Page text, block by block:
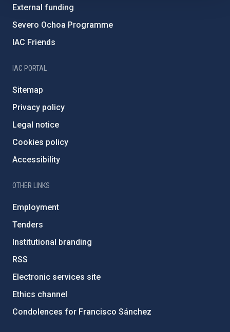
External funding
Severo Ochoa Programme
IAC Friends
IAC PORTAL
Sitemap
Privacy policy
Legal notice
Cookies policy
Accessibility
OTHER LINKS
Employment
Tenders
Institutional branding
RSS
Electronic services site
Ethics channel
Condolences for Francisco Sánchez